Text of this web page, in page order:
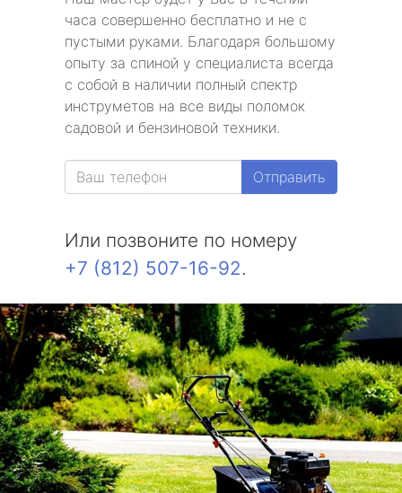
часа совершенно бесплатно и не с
пустыми руками. Благодаря большому
опыту за спиной у специалиста всегда
с собой в наличии полный спектр
инструметов на все виды поломок
садовой и бензиновой техники.
Отправить
Или позвоните по номеру
+7 (812) 507-16-92.